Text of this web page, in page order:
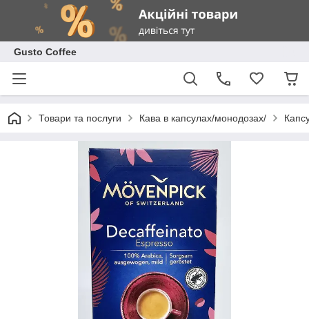
Gusto Coffee
Товари та послуги Кава в капсулах/монодозах/